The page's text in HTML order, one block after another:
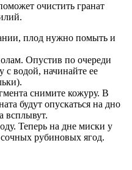
очистить гранат
плод нужно помыть и
Опустив по очереди
водой, начинайте ее
снимите кожуру. В
будут опускаться на дно
всплывут.
Теперь на дне миски у
сочных рубиновых ягод.